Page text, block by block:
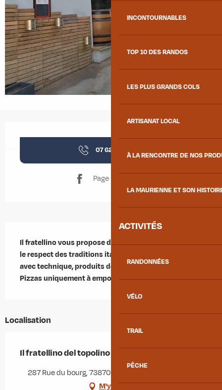
INCONTOURNABLES
TOP 10 DES RANDOS
LES PLUS GRANDS COLS
ARTISANAT LOCAL
À LA RENCONTRE DE NOS
LA MAURIENNE ET SON
ACTIVITÉS
RANDONNÉES
VÉLO
TRAIL
PÊCHE
07 62 04 85
Page Facebook
Il fratellino vous propose des pizzas préparées dans
le respect des traditions italiennes. Pâte élaborée
avec technique, produits de qualités et savoir faire !
Pizzas uniquement à emporter.
Localisation
Il fratellino del topolino
287 Rue du bourg, 73870 Saint-Julien-Mont-Denis
M'y rendre